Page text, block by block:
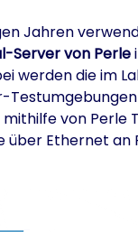
Jahren
Server von Perle
werden die im
von Perle
über Ethernet an